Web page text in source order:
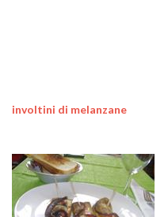
involtini di melanzane